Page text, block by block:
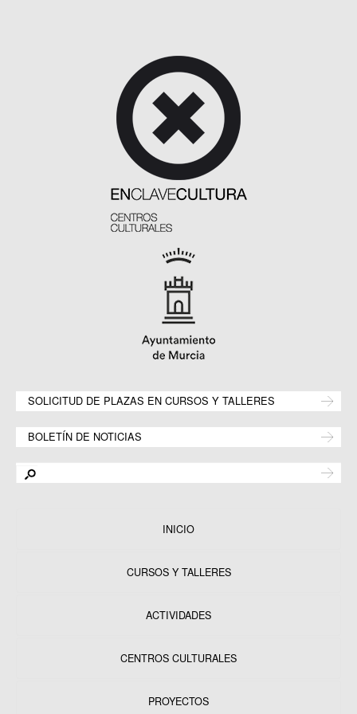
SOLICITUD DE PLAZAS EN CURSOS Y TALLERES
BOLETÍN DE NOTICIAS
INICIO
CURSOS Y TALLERES
ACTIVIDADES
CENTROS CULTURALES
PROYECTOS